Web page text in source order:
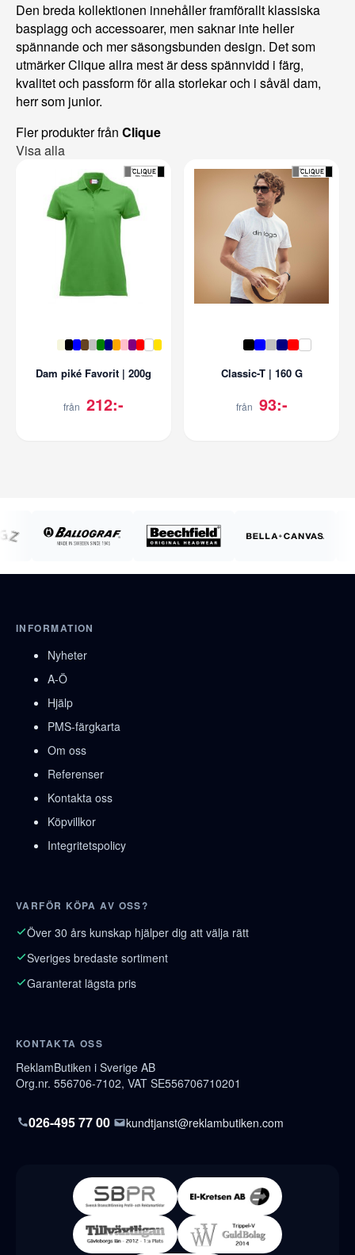
Den breda kollektionen innehåller framförallt klassiska
basplagg och accessoarer, men saknar inte heller
spännande och mer säsongsbunden design. Det som
utmärker Clique allra mest är dess spännvidd i färg,
kvalitet och passform för alla storlekar och i såväl dam,
herr som junior.
Fler produkter från Clique
Visa alla
Dam piké Favorit | 200g
från 212:-
Classic-T | 160 G
från 93:-
INFORMATION
Nyheter
A-Ö
Hjälp
PMS-färgkarta
Om oss
Referenser
Kontakta oss
Köpvillkor
Integritetspolicy
VARFÖR KÖPA AV OSS?
Över 30 års kunskap hjälper dig att välja rätt
Sveriges bredaste sortiment
Garanterat lägsta pris
KONTAKTA OSS
ReklamButiken i Sverige AB
Org.nr. 556706-7102, VAT SE556706710201
026-495 77 00 kundtjanst@reklambutiken.com